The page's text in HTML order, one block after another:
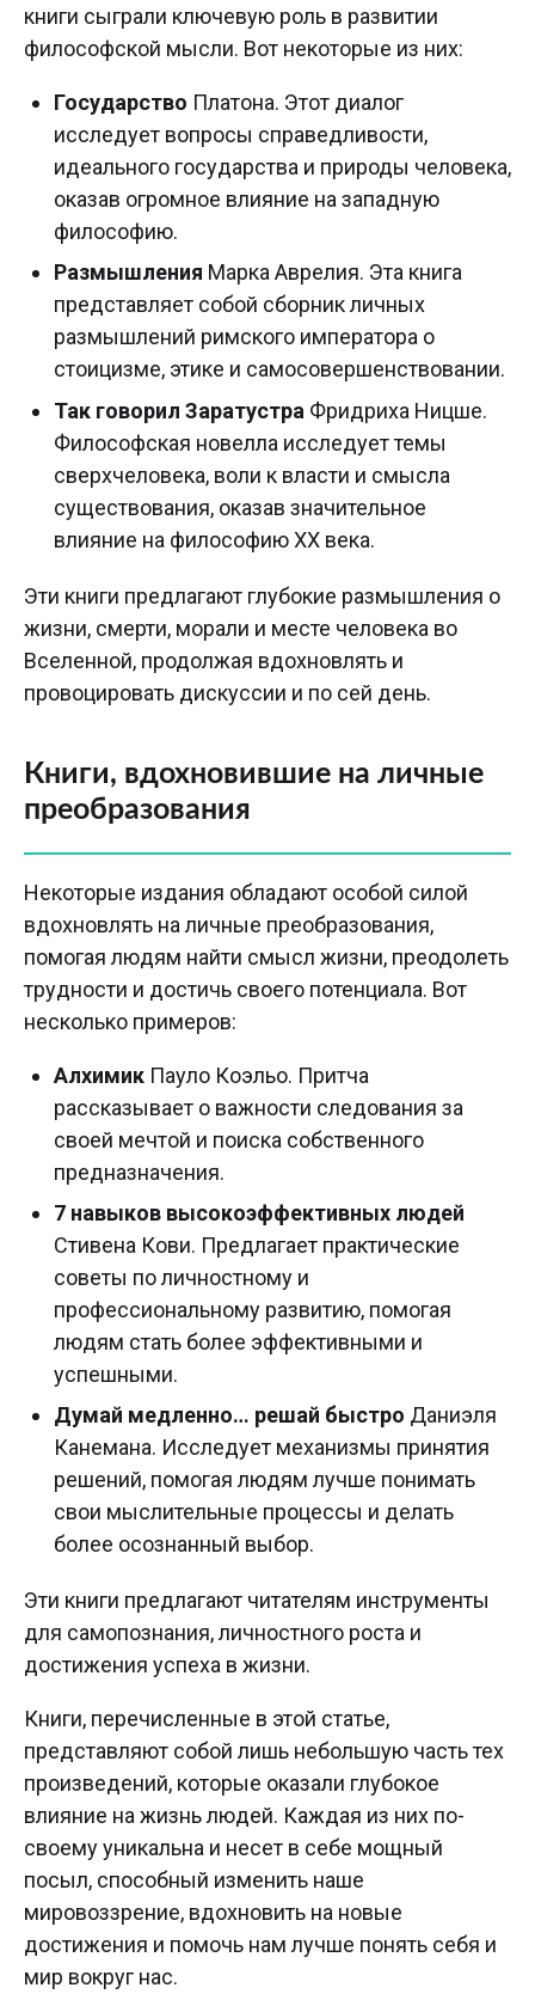
книги сыграли ключевую роль в развитии
философской мысли. Вот некоторые из них:
Государство Платона. Этот диалог
исследует вопросы справедливости,
идеального государства и природы человека,
оказав огромное влияние на западную
философию.
Размышления Марка Аврелия. Эта книга
представляет собой сборник личных
размышлений римского императора о
стоицизме, этике и самосовершенствовании.
Так говорил Заратустра Фридриха Ницше.
Философская новелла исследует темы
сверхчеловека, воли к власти и смысла
существования, оказав значительное
влияние на философию XX века.
Эти книги предлагают глубокие размышления о
жизни, смерти, морали и месте человека во
Вселенной, продолжая вдохновлять и
провоцировать дискуссии и по сей день.
Книги, вдохновившие на личные
преобразования
Некоторые издания обладают особой силой
вдохновлять на личные преобразования,
помогая людям найти смысл жизни, преодолеть
трудности и достичь своего потенциала. Вот
несколько примеров:
Алхимик Пауло Коэльо. Притча
рассказывает о важности следования за
своей мечтой и поиска собственного
предназначения.
7 навыков высокоэффективных людей
Стивена Кови. Предлагает практические
советы по личностному и
профессиональному развитию, помогая
людям стать более эффективными и
успешными.
Думай медленно… решай быстро Даниэля
Канемана. Исследует механизмы принятия
решений, помогая людям лучше понимать
свои мыслительные процессы и делать
более осознанный выбор.
Эти книги предлагают читателям инструменты
для самопознания, личностного роста и
достижения успеха в жизни.
Книги, перечисленные в этой статье,
представляют собой лишь небольшую часть тех
произведений, которые оказали глубокое
влияние на жизнь людей. Каждая из них по-
своему уникальна и несет в себе мощный
посыл, способный изменить наше
мировоззрение, вдохновить на новые
достижения и помочь нам лучше понять себя и
мир вокруг нас.